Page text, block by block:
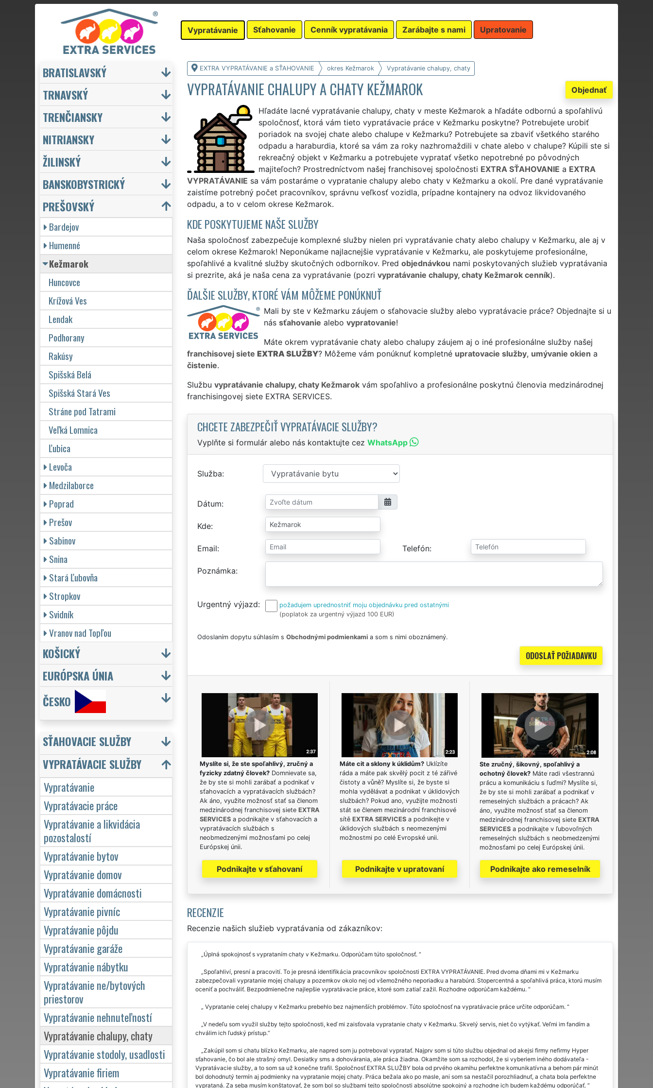
Vypratávanie Sťahovanie Cenník vypratávania Zarábajte s nami Upratovanie
EXTRA VYPRATÁVANIE a SŤAHOVANIE okres Kežmarok Vypratávanie chalupy, chaty
Objednať
VYPRATÁVANIE CHALUPY A CHATY KEŽMAROK
Hľadáte lacné vypratávanie chalupy, chaty v meste Kežmarok a hľadáte odbornú a spoľahlivú
spoločnosť, ktorá vám tieto vypratávacie práce v Kežmarku poskytne? Potrebujete urobiť
poriadok na svojej chate alebo chalupe v Kežmarku? Potrebujete sa zbaviť všetkého starého
odpadu a haraburdia, ktoré sa vám za roky nazhromaždili v chate alebo v chalupe? Kúpili ste si
rekreačný objekt v Kežmarku a potrebujete vypratať všetko nepotrebné po pôvodných
majiteľoch? Prostredníctvom našej franchisovej spoločnosti EXTRA SŤAHOVANIE a EXTRA
VYPRATÁVANIE sa vám postaráme o vypratanie chalupy alebo chaty v Kežmarku a okolí. Pre dané vypratávanie
zaistíme potrebný počet pracovníkov, správnu veľkosť vozidla, prípadne kontajnery na odvoz likvidovaného
odpadu, a to v celom okrese Kežmarok.
KDE POSKYTUJEME NAŠE SLUŽBY
Naša spoločnosť zabezpečuje komplexné služby nielen pri vypratávanie chaty alebo chalupy v Kežmarku, ale aj v
celom okrese Kežmarok! Neponúkame najlacnejšie vypratávanie v Kežmarku, ale poskytujeme profesionálne,
spoľahlivé a kvalitné služby skutočných odborníkov. Pred objednávkou nami poskytovaných služieb vypratávania
si prezrite, aká je naša cena za vypratávanie (pozri vypratávanie chalupy, chaty Kežmarok cenník).
ĎALŠIE SLUŽBY, KTORÉ VÁM MÔŽEME PONÚKNUŤ
Mali by ste v Kežmarku záujem o sťahovacie služby alebo vypratávacie práce? Objednajte si u
nás sťahovanie alebo vypratovanie!
Máte okrem vypratávanie chaty alebo chalupy záujem aj o iné profesionálne služby našej
franchisovej siete EXTRA SLUŽBY? Môžeme vám ponúknuť kompletné upratovacie služby, umývanie okien a
čistenie.
Službu vypratávanie chalupy, chaty Kežmarokvám spoľahlivo a profesionálne poskytnú členovia medzinárodnej
franchisingovej siete EXTRA SERVICES.
CHCETE ZABEZPEČIŤ VYPRATÁVACIE SLUŽBY?
Vyplňte si formulár alebo nás kontaktujte cez WhatsApp
Služba
Dátum
Kde
Email Telefón
Poznámka
Urgentný výjazd
požadujem uprednostniť moju objednávku pred ostatnými
(poplatok za urgentný výjazd 100 EUR)
Odoslaním dopytu súhlasím s Obchodnými podmienkamia som s nimi oboznámený.
Myslíte si, že ste spoľahlivý, zručný a
fyzicky zdatný človek?Domnievate sa,
že by ste si mohli zarábať a podnikať v
sťahovacích a vypratávacích službách?
Ak áno, využite možnosť stať sa členom
medzinárodnej franchisovej siete EXTRA
SERVICESa podnikajte v sťahovacích a
vypratávacích službách s
neobmedzenými možnosťami po celej
Európskej únii.
Podnikajte v sťahovaní
Máte cit a sklony k úklidům?Uklízíte
ráda a máte pak skvělý pocit z té zářivé
čistoty a vůně? Myslíte si, že byste si
mohla vydělávat a podnikat v úklidových
službách? Pokud ano, využijte možnosti
stát se členem mezinárodní franchisové
sítě EXTRA SERVICESa podnikejte v
úklidových službách s neomezenými
možnostmi po celé Evropské unii.
Podnikajte v upratovaní
Ste zručný, šikovný, spoľahlivý a
ochotný človek? Máte radi všestrannú
prácu a komunikáciu s ľuďmi? Myslíte si,
že by ste si mohli zarábať a podnikať v
remeselných službách a prácach? Ak
áno, využite možnosť stať sa členom
medzinárodnej franchisovej siete EXTRA
SERVICES a podnikajte v ľubovoľných
remeselných službách s neobmedzenými
možnosťami po celej Európskej únii.
Podnikajte ako remeselník
RECENZIE
Recenzie našich služieb vypratávania od zákazníkov:
Úplná spokojnosť s vyprataním chaty v Kežmarku. Odporúčam túto spoločnosť.
Spoľahliví, presní a pracovití. To je presná identifikácia pracovníkov spoločnosti EXTRA VYPRATÁVANIE. Pred dvoma dňami mi v Kežmarku
zabezpečovali vypratanie mojej chalupy a pozemkov okolo nej od všemožného neporiadku a harabúrd. Stopercentná a spoľahlivá práca, ktorú musím
oceniť a pochváliť. Bezpodmienečne najlepšie vypratávacie práce, ktoré som zatiaľ zažil. Rozhodne odporúčam každému.
Vypratanie celej chalupy v Kežmarku prebehlo bez najmenších problémov. Túto spoločnosť na vypratávacie práce určite odporúčam.
V nedeľu som využil služby tejto spoločnosti, keď mi zaisťovala vypratanie chaty v Kežmarku. Skvelý servis, niet čo vytýkať. Veľmi im fandím a
chválim ich ľudský prístup.
Zakúpil som si chatu blízko Kežmarku, ale napred som ju potreboval vypratať. Najprv som si túto službu objednal od akejsi firmy nefirmy Hyper
sťahovanie, čo bol ale strašný omyl. Desiatky sms a dohovárania, ale práca žiadna. Okamžite som sa rozhodol, že si vyberiem iného dodávateľa -
Vypratávacie služby, a to som sa už konečne trafil. Spoločnosť EXTRA SLUŽBY bola od prvého okamihu perfektne komunikatívna a behom pár minút
bol dohodnutý termín aj podmienky na vypratanie mojej chaty. Práca bežala ako po masle, ani som sa nestačil porozhliadnuť, a chata bola perfektne
vyprataná. Za seba musím konštatovať, že som bol so službami tejto spoločnosti absolútne spokojný a rozhodne ich budem každému odporúčať.
BRATISLAVSKÝ
TRNAVSKÝ
TRENČIANSKY
NITRIANSKY
ŽILINSKÝ
BANSKOBYSTRICKÝ
PREŠOVSKÝ
Bardejov
Humenné
Kežmarok
Huncovce
Krížová Ves
Lendak
Podhorany
Rakúsy
Spišská Belá
Spišská Stará Ves
Stráne pod Tatrami
Veľká Lomnica
Ľubica
Levoča
Medzilaborce
Poprad
Prešov
Sabinov
Snina
Stará Ľubovňa
Stropkov
Svidník
Vranov nad Topľou
KOŠICKÝ
EURÓPSKA ÚNIA
ČESKO
SŤAHOVACIE SLUŽBY
VYPRATÁVACIE SLUŽBY
Vypratávanie
Vypratávacie práce
Vypratávanie a likvidácia
pozostalostí
Vypratávanie bytov
Vypratávanie domov
Vypratávanie domácnosti
Vypratávanie pivníc
Vypratávanie pôjdu
Vypratávanie garáže
Vypratávanie nábytku
Vypratávanie ne/bytových
priestorov
Vypratávanie nehnuteľností
Vypratávanie chalupy, chaty
Vypratávanie stodoly, usadlosti
Vypratávanie firiem